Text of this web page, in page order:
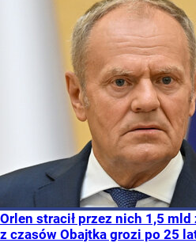
Orlen stracił przez nich 1,5 mld
z czasów Obajtka grozi po 25